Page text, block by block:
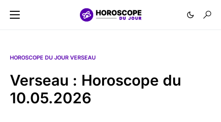
HOROSCOPE DU JOUR VERSEAU
Verseau : Horoscope du
10.05.2026